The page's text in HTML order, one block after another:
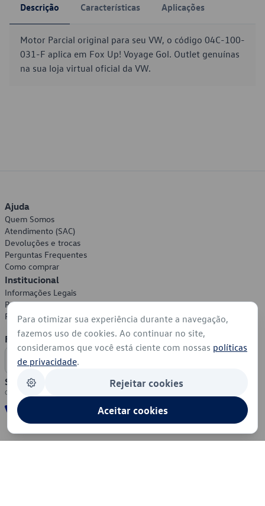
Descrição Características Aplicações
Motor Parcial original para seu VW, o código 04C-100-
031-F aplica em Fox Up! Voyage Gol. Outlet genuínas
na sua loja virtual oficial da VW.
Ajuda
Quem Somos
Atendimento (SAC)
Devoluções e trocas
Perguntas Frequentes
Como comprar
Institucional
Informações Legais
Política de Privacidade
Política de Cookies
Formas de Pagamento
Segurança
Para otimizar sua experiência durante a navegação,
fazemos uso de cookies. Ao continuar no site,
consideramos que você está ciente com nossas políticas
de privacidade.
Rejeitar cookies
Aceitar cookies